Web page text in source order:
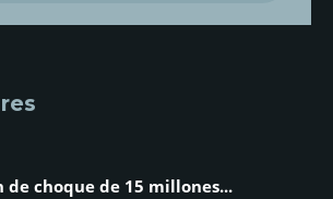
de choque de 15 millones...